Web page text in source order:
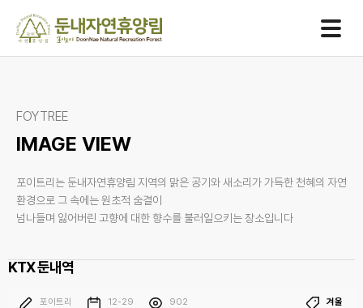
FOYTREE
IMAGE VIEW
포이트리는 둔내자연휴양림 지역의 맑은 공기와 새소리가 가득한 천혜의 자연
환경으로 그 속에는 원초적 숨결이
넘나들며 잃어버린 고향에 대한 향수를 불러일으키는 장소입니다
KTX 둔내역
포이트리 12-29 902 겨울